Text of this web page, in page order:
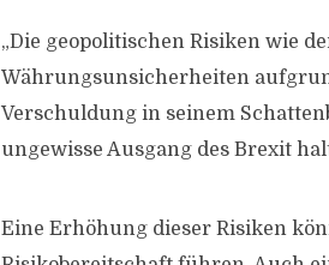
„Die geopolitischen Risiken wie
Währungsunsicherheiten
Verschuldung in seinem
ungewisse Ausgang des Brexit
Eine Erhöhung dieser Risiken